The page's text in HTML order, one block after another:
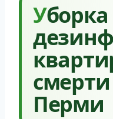
Уборка и
Перми